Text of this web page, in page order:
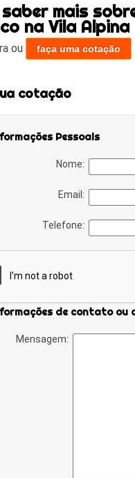
mais
na Vila Alpina
ou faça uma cotação
cotação
Pessoais
Nome:
Email:
Telefone:
de contato ou
Mensagem: